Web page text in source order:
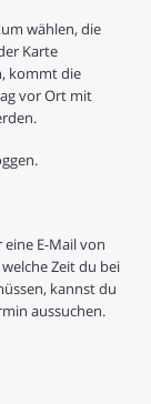
wählen, die
Karte
kommt die
vor Ort mit
E-Mail von
Zeit du bei
kannst du
aussuchen.